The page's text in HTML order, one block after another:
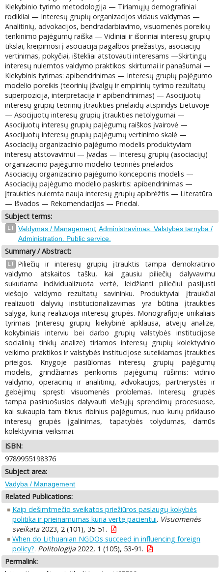
Kiekybinio tyrimo metodologija — Tiriamųjų demografiniai
rodikliai — Interesų grupių organizacijos vidaus valdymas —
Analitinių, advokacijos, bendradarbiavimo, visuomenės poreikių
tenkinimo pajėgumų raiška — Vidiniai ir išoriniai interesų grupių
tikslai, kreipimosi į asociaciją pagalbos priežastys, asociacijų
vertinimas, pokyčiai, ištekliai atstovauti interesams —Skirtingų
interesų nulemtos valdymo praktikos: skirtumai ir panašumai —
Kiekybinis tyrimas: apibendrinimas — Interesų grupių pajėgumo
modelio poreikis (teorinių įžvalgų ir empirinių tyrimo rezultatų
superpozicija, interpretacija ir apibendrinimas) — Asocijuotų
interesų grupių teorinių įtraukties prielaidų atspindys Lietuvoje
— Asocijuotų interesų grupių įtraukties netolygumai —
Asocijuotų interesų grupių pajėgumų raiškos įvairovė —
Asocijuotų interesų grupių pajėgumų vertinimo skalė —
Asociacijų organizacinio pajėgumo modelis produktyviam
interesų atstovavimui — Įvadas — Interesų grupių (asociacijų)
organizacinio pajėgumo modelio teorinės prielaidos —
Asociacijų organizacinio pajėgumo koncepcinis modelis —
Asociacijų pajėgumo modelio paskirtis: apibendrinimas —
Įtraukties nulemta nauja interesų grupių apibrėžtis — Literatūra
— Išvados — Rekomendacijos — Priedai.
Subject terms:
LT Valdymas / Management; Administravimas. Valstybės tarnyba /
Administration. Public service.
Summary / Abstract:
LT
Piliečių ir interesų grupių įtrauktis tampa demokratinio
valdymo atskaitos tašku, kai gausiu piliečių dalyvavimu
sukuriama individualizuota vertė, leidžianti piliečiui pasijusti
viešojo valdymo rezultatų savininku. Produktyviai įtraukčiai
realizuoti dalyvių institucionalizavimas yra būtina įtraukties
sąlyga, kurią realizuoja interesų grupės. Monografijoje unikaliais
tyrimais (interesų grupių kiekybinė apklausa, atvejų analize,
kokybiniais interviu bei darbo grupių valstybės institucijose
socialinių tinklų analize) tiriamos interesų grupių kolektyvinio
veikimo praktikos ir valstybės institucijose suteikiamos įtraukties
prieigos. Knygoje pasiūlomas interesų grupių pajėgumų
modelis, grindžiamas penkiomis pajėgumų rūšimis: vidinio
valdymo, operacinių ir analitinių, advokacijos, partnerystės ir
gebėjimų spręsti visuomenės problemas. Interesų grupės
tampa pasiruošusios dalyvauti viešųjų sprendimų procesuose,
kai sukaupia tam tikrus ribinius pajėgumus, nuo kurių priklauso
interesų grupės įgalinimas, tapatybės tolydumas, darnūs
kolektyviniai veiksmai.
ISBN:
9789955198376
Subject area:
Vadyba / Management
Related Publications:
Kaip dešimtmečio sveikatos priežiūros paslaugų kokybės
politika ir prieinamumas kuria vertę pacientui. Visuomenės
sveikata2023, 2 (101), 35-51.
When do Lithuanian NGDOs succeed in influencing foreign
policy?. Politologija2022, 1 (105), 53-91.
Permalink: